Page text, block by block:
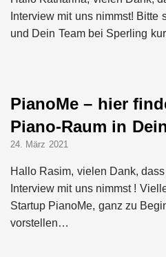
Interview mit uns nimmst!
und Dein Team bei Sperling
PianoMe – hier
Piano-Raum in
24. März 2021
Hallo Rasim, vielen Dank,
Interview mit uns nimmst !
Startup PianoMe, ganz zu
vorstellen…